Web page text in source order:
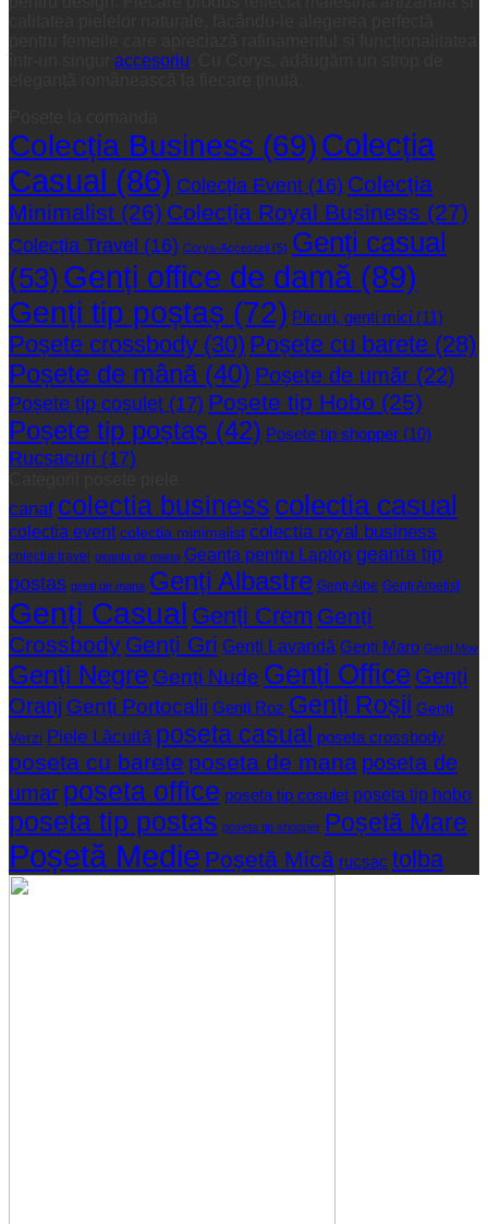
accesoriu
Colecția Business (69)Colecția
Casual (86) Colecția Event (16) Colecția
Minimalist (26) Colecția Royal Business (27)
Colecția Travel (16) Corys-Accesorii (5) Genți casual
(53) Genți office de damă (89)
Genți tip poștaș (72) Plicuri, genți mici (11)
Poșete crossbody (30) Poșete cu barete (28)
Poșete de mână(40) Poșete de umăr (22)
Poșete tip coșuleț (17) Poșete tip Hobo (25)
Poșete tip poștaș (42) Poșete tip shopper (10)
Rucsacuri (17)
canaf colectia business colectia casual
colectia event colectia minimalist colectia royal business
colectia travel geanta de mana Geanta pentru Laptop geanta tip
postas genti de mana Genți Albastre Genți Albe Genți Ametist
Genți Casual Genți Crem Genți
Crossbody Genți Gri Genți Lavandă Genți Maro Genți Mov
Genți Negre Genți Nude Genți Office Genți
Oranj Genți Portocalii Genți Roz Genți Roșii Genți
Verzi Piele Lăcuită poseta casual poseta crossbody
poseta cu barete poseta de mana poseta de
umar poseta office poseta tip cosulet poseta tip hobo
poseta tip postas poseta tip shopper Poșetă Mare
Poșetă Medie Poșetă Mică rucsac tolba